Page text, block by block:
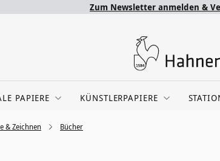
Zum Newsletter anmelden &
PAPIERE KÜNSTLERPAPIERE
Bücher
& Zeichnen